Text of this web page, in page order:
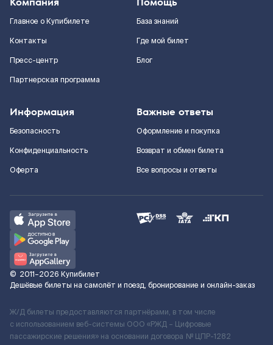
Главное о Купибилете
Контакты
Пресс-центр
Партнерская программа
База знаний
Где мой билет
Блог
Информация
Безопасность
Конфиденциальность
Оферта
Важные ответы
Оформление и покупка
Возврат и обмен билета
Все вопросы и ответы
© 2011–2026 Купибилет
Дешёвые билеты на самолёт и поезд, бронирование и онлайн-заказ
Ж/Д билеты предоставляются партнёрами, в том числе
с использованием веб-системы ООО «РЖД – Цифровые
пассажирские решения» на основании договора № ЦПР-1282